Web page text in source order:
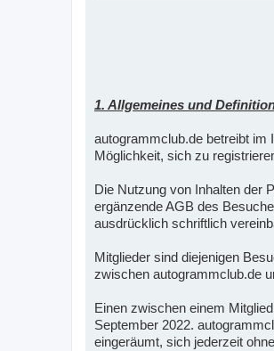
1. Allgemeines und
autogrammclub.de betreibt im
Möglichkeit, sich zu
Die Nutzung von Inhalten der
ergänzende AGB des
ausdrücklich schriftlich
Mitglieder sind diejenigen
zwischen autogrammclub.de
Einen zwischen einem
September 2022.
eingeräumt, sich jederzeit